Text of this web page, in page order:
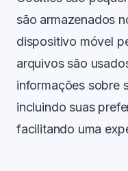
são armazenados
dispositivo móvel
arquivos são
informações sobre
incluindo suas
facilitando uma